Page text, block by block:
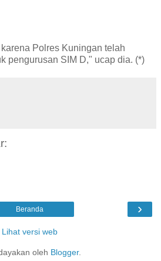
Polres Kuningan telah
pengurusan SIM D," ucap dia. (*)
›
Beranda
Lihat versi web
oleh Blogger.